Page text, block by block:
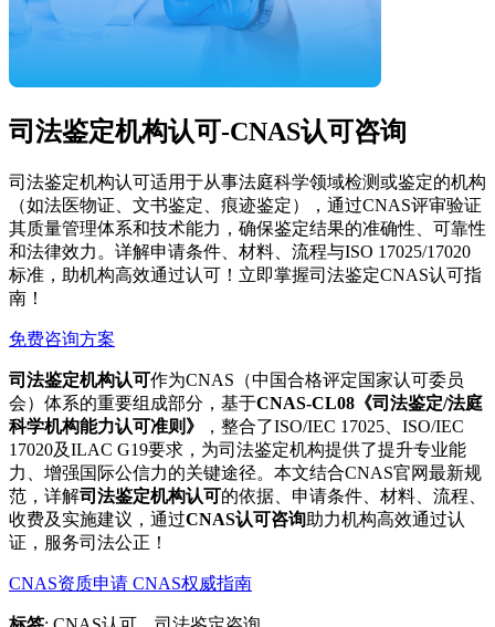
司法鉴定机构认可-CNAS认可咨询
司法鉴定机构认可适用于从事法庭科学领域检测或鉴定的机构
（如法医物证、文书鉴定、痕迹鉴定），通过CNAS评审验证
其质量管理体系和技术能力，确保鉴定结果的准确性、可靠性
和法律效力。详解申请条件、材料、流程与ISO 17025/17020
标准，助机构高效通过认可！立即掌握司法鉴定CNAS认可指
南！
免费咨询方案
司法鉴定机构认可作为CNAS（中国合格评定国家认可委员
会）体系的重要组成部分，基于CNAS-CL08《司法鉴定/法庭
科学机构能力认可准则》
，整合了ISO/IEC 17025、ISO/IEC
17020及ILAC G19要求，为司法鉴定机构提供了提升专业能
力、增强国际公信力的关键途径。本文结合CNAS官网最新规
范，详解司法鉴定机构认可的依据、申请条件、材料、流程、
收费及实施建议，通过CNAS认可咨询助力机构高效通过认
证，服务司法公正！
CNAS资质申请 CNAS权威指南